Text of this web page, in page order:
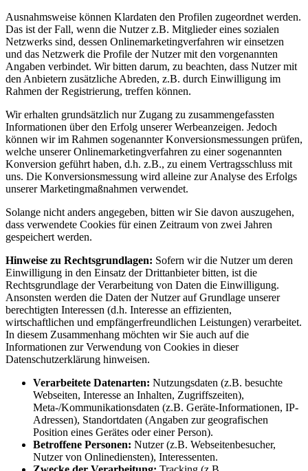
Ausnahmsweise können Klardaten den Profilen zugeordnet werden.
Das ist der Fall, wenn die Nutzer z.B. Mitglieder eines sozialen
Netzwerks sind, dessen Onlinemarketingverfahren wir einsetzen
und das Netzwerk die Profile der Nutzer mit den vorgenannten
Angaben verbindet. Wir bitten darum, zu beachten, dass Nutzer mit
den Anbietern zusätzliche Abreden, z.B. durch Einwilligung im
Rahmen der Registrierung, treffen können.
Wir erhalten grundsätzlich nur Zugang zu zusammengefassten
Informationen über den Erfolg unserer Werbeanzeigen. Jedoch
können wir im Rahmen sogenannter Konversionsmessungen prüfen,
welche unserer Onlinemarketingverfahren zu einer sogenannten
Konversion geführt haben, d.h. z.B., zu einem Vertragsschluss mit
uns. Die Konversionsmessung wird alleine zur Analyse des Erfolgs
unserer Marketingmaßnahmen verwendet.
Solange nicht anders angegeben, bitten wir Sie davon auszugehen,
dass verwendete Cookies für einen Zeitraum von zwei Jahren
gespeichert werden.
Hinweise zu Rechtsgrundlagen: Sofern wir die Nutzer um deren
Einwilligung in den Einsatz der Drittanbieter bitten, ist die
Rechtsgrundlage der Verarbeitung von Daten die Einwilligung.
Ansonsten werden die Daten der Nutzer auf Grundlage unserer
berechtigten Interessen (d.h. Interesse an effizienten,
wirtschaftlichen und empfängerfreundlichen Leistungen) verarbeitet.
In diesem Zusammenhang möchten wir Sie auch auf die
Informationen zur Verwendung von Cookies in dieser
Datenschutzerklärung hinweisen.
Verarbeitete Datenarten: Nutzungsdaten (z.B. besuchte
Webseiten, Interesse an Inhalten, Zugriffszeiten),
Meta-/Kommunikationsdaten (z.B. Geräte-Informationen, IP-
Adressen), Standortdaten (Angaben zur geografischen
Position eines Gerätes oder einer Person).
Betroffene Personen: Nutzer (z.B. Webseitenbesucher,
Nutzer von Onlinediensten), Interessenten.